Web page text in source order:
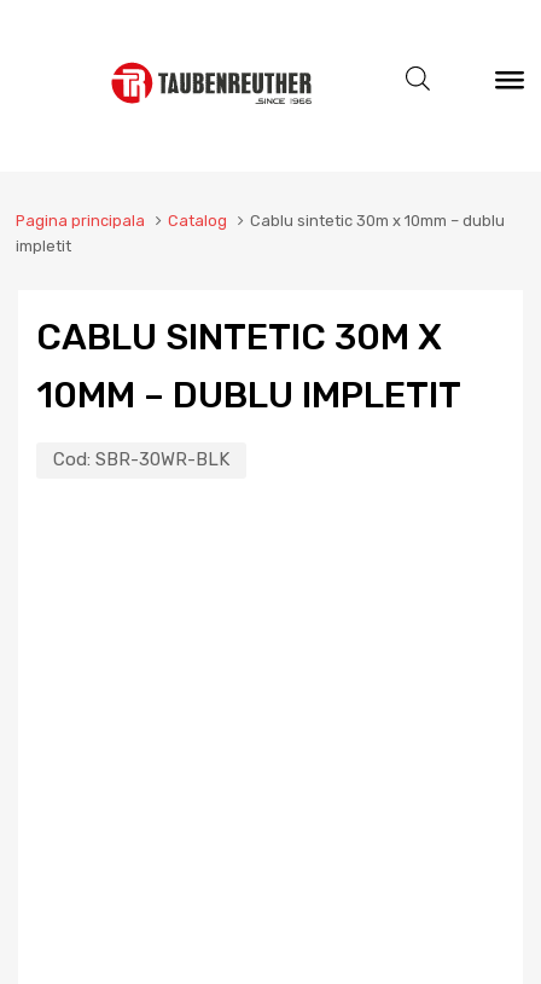
Pagina principala Catalog
Cablu sintetic 30m x 10mm – dublu
impletit
CABLU SINTETIC 30M X
10MM – DUBLU IMPLETIT
Cod: SBR-30WR-BLK